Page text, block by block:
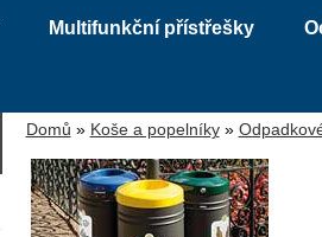
Multifunkční přístřešky
Domů » Koše a popelníky»